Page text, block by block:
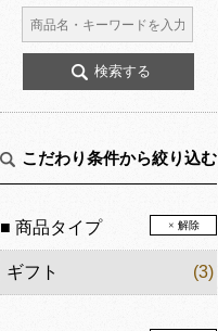
こだわり条件から絞り込む
■ 商品タイプ × 解除
ギフト (3)